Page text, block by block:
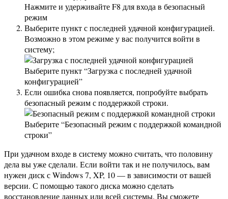
Нажмите и удерживайте F8 для входа в безопасный
режим
Выберите пункт с последней удачной конфигурацией.
Возможно в этом режиме у вас получится войти в
систему;
Выберите пункт “Загрузка с последней удачной
конфигурацией”
Если ошибка снова появляется, попробуйте выбрать
безопасный режим с поддержкой строки.
Выберите “Безопасный режим с поддержкой командной
строки”
При удачном входе в систему можно считать, что половину
дела вы уже сделали. Если войти так и не получилось, вам
нужен диск с Windows 7, XP, 10 — в зависимости от вашей
версии. С помощью такого диска можно сделать
восстановление данных или всей системы. Вы сможете